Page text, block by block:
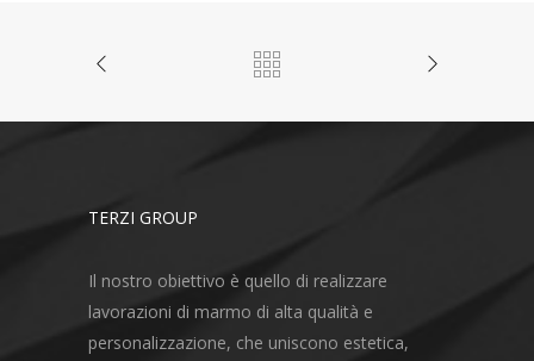
TERZI GROUP
Il nostro obiettivo è quello di realizzare
lavorazioni di marmo di alta qualità e
personalizzazione, che uniscono estetica,